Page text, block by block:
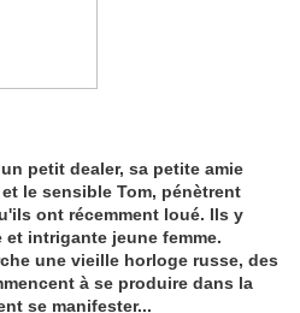
petit dealer, sa petite amie
le sensible Tom, pénètrent
ont récemment loué. Ils y
intrigante jeune femme.
une vieille horloge russe, des
à se produire dans la
se manifester...